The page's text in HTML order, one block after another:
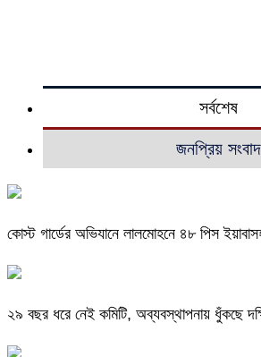
সর্বশেষ
জনপ্রিয় সংবাদ
কোস্ট গার্ডের অভিযানে লালমোহনে ৪৮ পিস
২৯ বছর ধরে নেই কমিটি, অব্যবস্থাপনায় ধুঁকছে